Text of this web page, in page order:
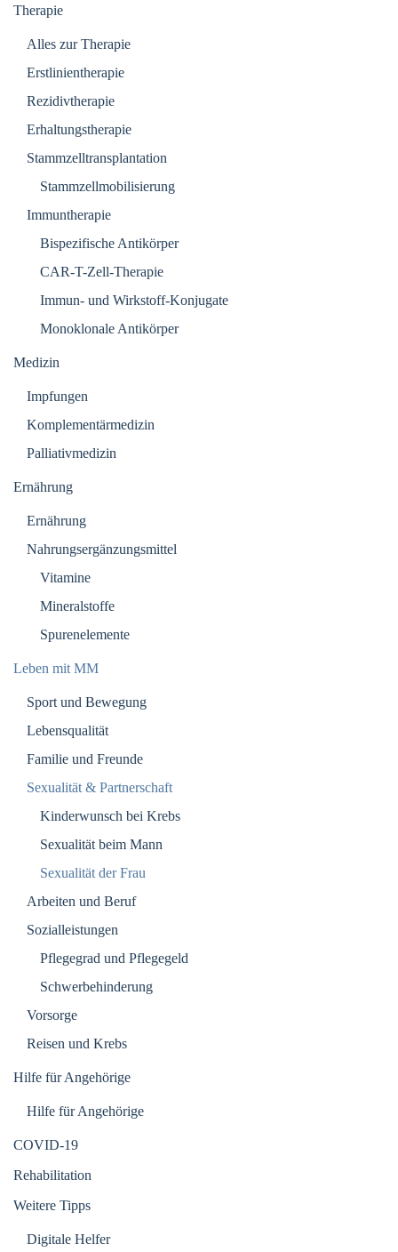
Therapie
Alles zur Therapie
Erstlinientherapie
Rezidivtherapie
Erhaltungstherapie
Stammzelltransplantation
Stammzellmobilisierung
Immuntherapie
Bispezifische Antikörper
CAR-T-Zell-Therapie
Immun- und Wirkstoff-Konjugate
Monoklonale Antikörper
Medizin
Impfungen
Komplementärmedizin
Palliativmedizin
Ernährung
Ernährung
Nahrungsergänzungsmittel
Vitamine
Mineralstoffe
Spurenelemente
Leben mit MM
Sport und Bewegung
Lebensqualität
Familie und Freunde
Sexualität & Partnerschaft
Kinderwunsch bei Krebs
Sexualität beim Mann
Sexualität der Frau
Arbeiten und Beruf
Sozialleistungen
Pflegegrad und Pflegegeld
Schwerbehinderung
Vorsorge
Reisen und Krebs
Hilfe für Angehörige
Hilfe für Angehörige
COVID-19
Rehabilitation
Weitere Tipps
Digitale Helfer